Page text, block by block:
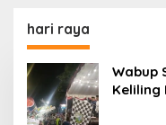
hari raya
Wabup
Keliling